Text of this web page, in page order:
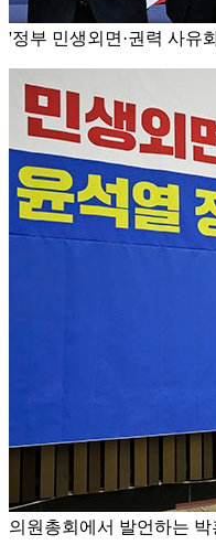
'정부 민생외면·권력 사유
의원총회에서 발언하는